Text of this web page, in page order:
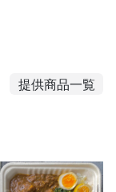
提供商品一覧